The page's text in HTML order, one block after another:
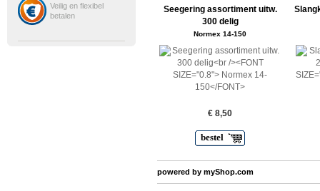
Veilig en flexibel
betalen
Seegering assortiment uitw.
300 delig
Normex 14-150
€ 8,50
bestel
powered by myShop.com